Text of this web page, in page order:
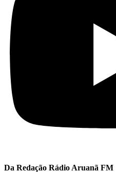
Da Redação Rádio Aruanã FM